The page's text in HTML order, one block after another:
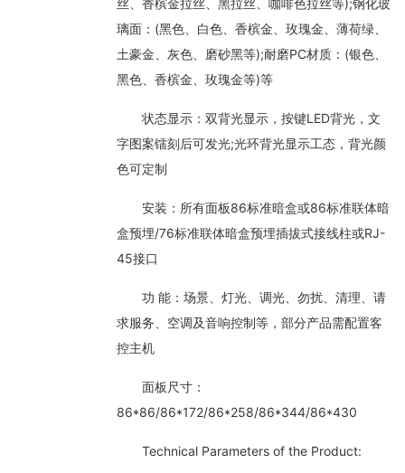
璃面：(黑色、白色、香槟金、玫瑰金、薄荷绿、
土豪金、灰色、磨砂黑等);耐磨PC材质：(银色、
黑色、香槟金、玫瑰金等)等
状态显示：双背光显示，按键LED背光，文
字图案镭刻后可发光;光环背光显示工态，背光颜
色可定制
安装：所有面板86标准暗盒或86标准联体暗
盒预埋/76标准联体暗盒预埋插拔式接线柱或RJ-
45接口
功 能：场景、灯光、调光、勿扰、清理、请
求服务、空调及音响控制等，部分产品需配置客
控主机
面板尺寸：
86*86/86*172/86*258/86*344/86*430
Technical Parameters of the Product: